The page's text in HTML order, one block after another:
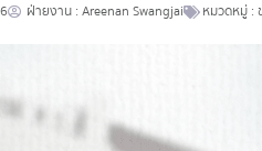
ฝ่ายงาน : Areenan Swangjai หมวดหมู่ :